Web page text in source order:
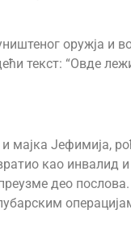
оружја и
текст: “Овде
Јефимија,
као
део